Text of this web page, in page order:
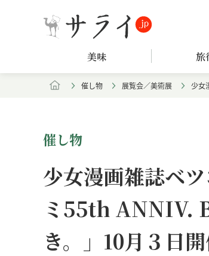
美味 旅
催し物 展覧会／美術展 少女
催し物
少女漫画雑誌ベ
ミ55th ANNIV.
き。」10月３日開